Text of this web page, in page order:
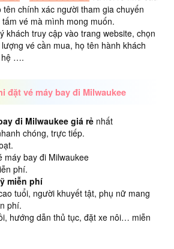
tên chính xác người tham gia chuyến
vé mà mình mong muốn.
khách truy cập vào trang website, chọn
vé cần mua, họ tên hành khách
hệ ….
đặt vé máy bay đi Milwaukee
đi Milwaukee giá rẻ nhất
chóng, trực tiếp.
máy bay đi Milwaukee
phí.
miễn phí
tuổi, người khuyết tật, phụ nữ mang
phí.
hướng dẫn thủ tục, đặt xe nôi… miễn